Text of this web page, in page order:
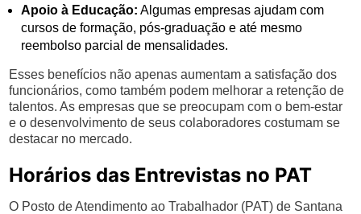
Apoio à Educação: Algumas empresas ajudam com
cursos de formação, pós-graduação e até mesmo
reembolso parcial de mensalidades.
Esses benefícios não apenas aumentam a satisfação dos
funcionários, como também podem melhorar a retenção de
talentos. As empresas que se preocupam com o bem-estar
e o desenvolvimento de seus colaboradores costumam se
destacar no mercado.
Horários das Entrevistas no PAT
O Posto de Atendimento ao Trabalhador (PAT) de Santana